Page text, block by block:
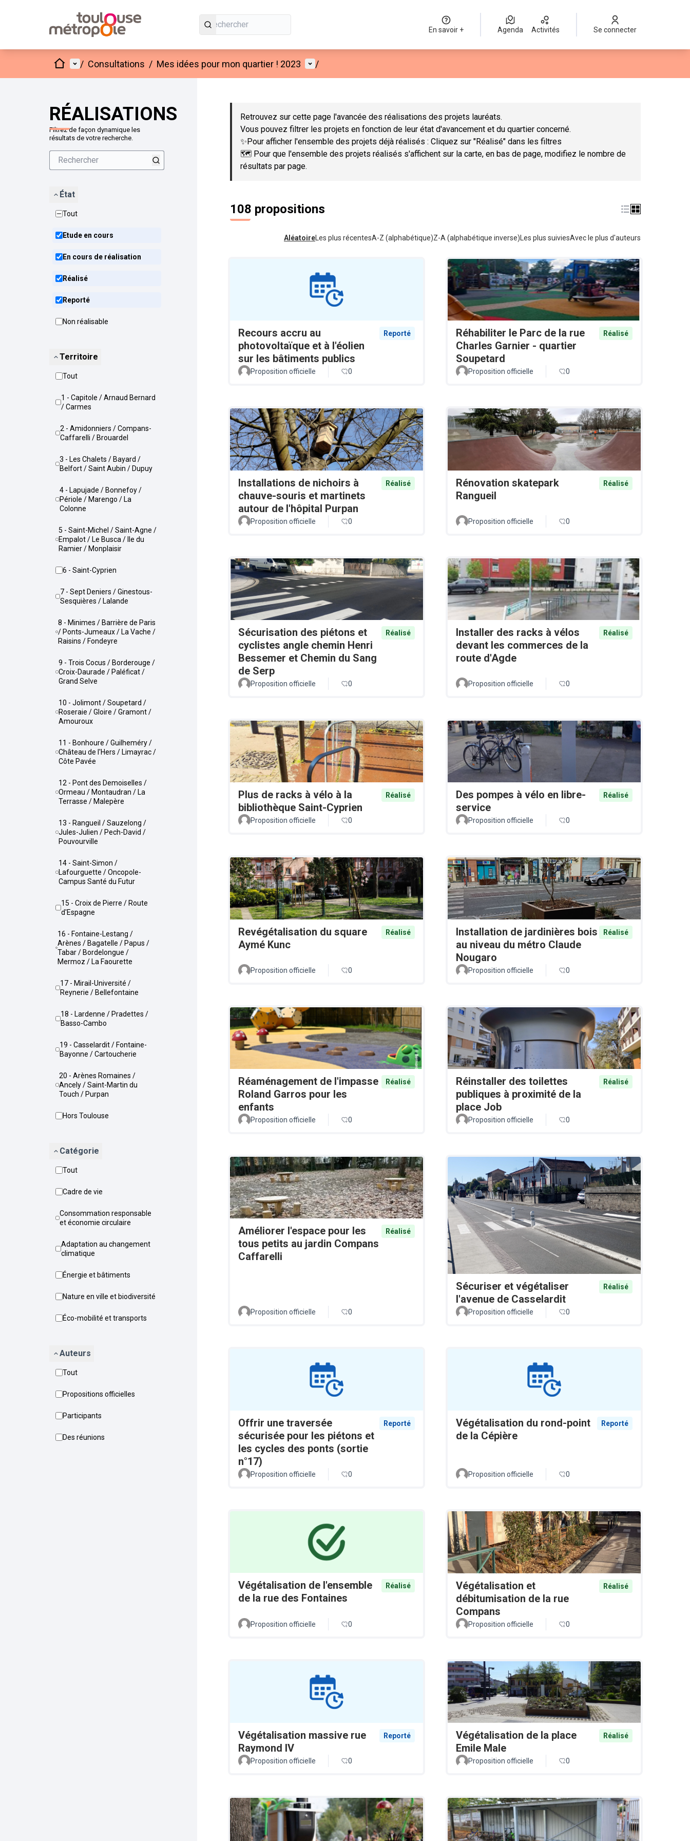
En savoir + Agenda Activités Se connecter
AccueilMenu principal
/ Consultations / Mes idées pour mon quartier ! 2023 Menu utilisateur
/
RÉALISATIONS
Filtrez de façon dynamique les
résultats de votre recherche.
État
Tout
Etude en cours
En cours de réalisation
Réalisé
Reporté
Non réalisable
Territoire
Tout
1 - Capitole / Arnaud Bernard
/ Carmes
2 - Amidonniers / Compans-
Caffarelli / Brouardel
3 - Les Chalets / Bayard /
Belfort / Saint Aubin / Dupuy
4 - Lapujade / Bonnefoy /
Périole / Marengo / La
Colonne
5 - Saint-Michel / Saint-Agne /
Empalot / Le Busca / Ile du
Ramier / Monplaisir
6 - Saint-Cyprien
7 - Sept Deniers / Ginestous-
Sesquières / Lalande
8 - Minimes / Barrière de Paris
/ Ponts-Jumeaux / La Vache /
Raisins / Fondeyre
9 - Trois Cocus / Borderouge /
Croix-Daurade / Paléficat /
Grand Selve
10 - Jolimont / Soupetard /
Roseraie / Gloire / Gramont /
Amouroux
11 - Bonhoure / Guilheméry /
Château de l'Hers / Limayrac /
Côte Pavée
12 - Pont des Demoiselles /
Ormeau / Montaudran / La
Terrasse / Malepère
13 - Rangueil / Sauzelong /
Jules-Julien / Pech-David /
Pouvourville
14 - Saint-Simon /
Lafourguette / Oncopole-
Campus Santé du Futur
15 - Croix de Pierre / Route
d'Espagne
16 - Fontaine-Lestang /
Arènes / Bagatelle / Papus /
Tabar / Bordelongue /
Mermoz / La Faourette
17 - Mirail-Université /
Reynerie / Bellefontaine
18 - Lardenne / Pradettes /
Basso-Cambo
19 - Casselardit / Fontaine-
Bayonne / Cartoucherie
20 - Arènes Romaines /
Ancely / Saint-Martin du
Touch / Purpan
Hors Toulouse
Catégorie
Tout
Cadre de vie
Consommation responsable
et économie circulaire
Adaptation au changement
climatique
Énergie et bâtiments
Nature en ville et biodiversité
Éco-mobilité et transports
Auteurs
Tout
Propositions officielles
Participants
Des réunions
Passer la carte
Retrouvez sur cette page l'avancée des réalisations des projets lauréats.
Vous pouvez filtrer les projets en fonction de leur état d'avancement et du quartier concerné.
✨Pour afficher l'ensemble des projets déjà réalisés : Cliquez sur "Réalisé" dans les filtres
🗺️ Pour que l'ensemble des projets réalisés s'affichent sur la carte, en bas de page, modifiez le nombre de
résultats par page.
108 propositions
Aléatoire Les plus récentesA-Z (alphabétique)Z-A (alphabétique inverse) Les plus suiviesAvec le plus d'auteurs
Recours accru au
photovoltaïque et à l'éolien
sur les bâtiments publics
Reporté
Proposition officielle 0
Réhabiliter le Parc de la rue
Charles Garnier - quartier
Soupetard
Réalisé
Proposition officielle 0
Installations de nichoirs à
chauve-souris et martinets
autour de l'hôpital Purpan
Réalisé
Proposition officielle 0
Rénovation skatepark
Rangueil
Réalisé
Proposition officielle 0
Sécurisation des piétons et
cyclistes angle chemin Henri
Bessemer et Chemin du Sang
de Serp
Réalisé
Proposition officielle 0
Installer des racks à vélos
devant les commerces de la
route d'Agde
Réalisé
Proposition officielle 0
Plus de racks à vélo à la
bibliothèque Saint-Cyprien
Réalisé
Proposition officielle 0
Des pompes à vélo en libre-
service
Réalisé
Proposition officielle 0
Revégétalisation du square
Aymé Kunc
Réalisé
Proposition officielle 0
Installation de jardinières bois
au niveau du métro Claude
Nougaro
Réalisé
Proposition officielle 0
Réaménagement de l'impasse
Roland Garros pour les
enfants
Réalisé
Proposition officielle 0
Réinstaller des toilettes
publiques à proximité de la
place Job
Réalisé
Proposition officielle 0
Améliorer l'espace pour les
tous petits au jardin Compans
Caffarelli
Réalisé
Proposition officielle 0
Sécuriser et végétaliser
l'avenue de Casselardit
Réalisé
Proposition officielle 0
Offrir une traversée
sécurisée pour les piétons et
les cycles des ponts (sortie
n°17)
Reporté
Proposition officielle 0
Végétalisation du rond-point
de la Cépière
Reporté
Proposition officielle 0
Végétalisation de l'ensemble
de la rue des Fontaines
Réalisé
Proposition officielle 0
Végétalisation et
débitumisation de la rue
Compans
Réalisé
Proposition officielle 0
Végétalisation massive rue
Raymond IV
Reporté
Proposition officielle 0
Végétalisation de la place
Emile Male
Réalisé
Proposition officielle 0